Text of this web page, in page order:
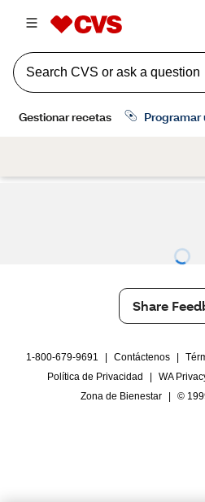
Share
1-800-679-9691 Contáctenos
Política de Privacidad
WA
Zona de Bienestar
©